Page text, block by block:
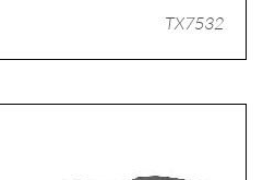
TX7532